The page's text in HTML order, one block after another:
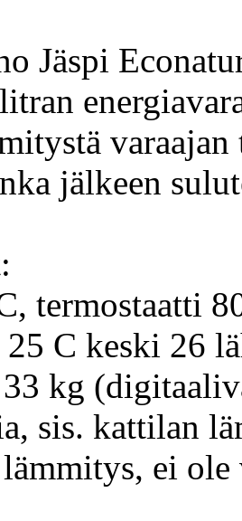
Jäspi
jälkeen
termostaatti
25 C keski 26
kg
sis. kattilan
ei